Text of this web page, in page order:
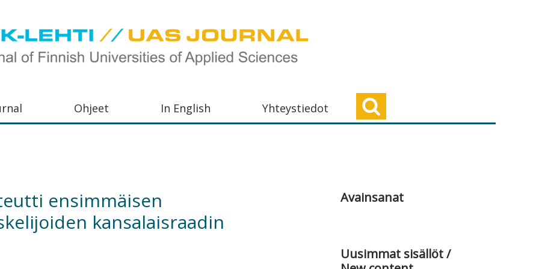
Ohjeet In English Yhteystiedot
ensimmäisen
kansalaisraadin
Avainsanat
Uusimmat sisällöt /